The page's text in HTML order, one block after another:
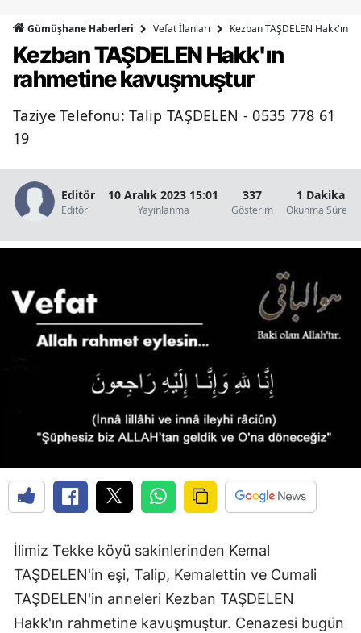
Bingöl
Bitlis
Bolu
Çanakkale
Çankırı
Diyarbakır
Edirne
Elazığ
Erzincan
Erzurum
Eskişehir
Gaziantep
Giresun
Gümüşhane
Gümüşhane Haberleri Vefat İlanları Kezban TAŞDELEN Hakk'ın
Kezban TAŞDELEN Hakk'ın
rahmetine kavuşmuştur
Taziye Telefonu: Talip TAŞDELEN - 0535 778 61
19
Editör
Editör
10 Aralık 2023 15:01
Yayınlanma
337
Gösterim
1 Dakika
Okunma Süresi
İlimiz Tekke köyü sakinlerinden Kemal
TAŞDELEN'in eşi, Talip, Kemalettin ve Cumali
TAŞDELEN'in anneleri Kezban TAŞDELEN
Hakk'ın rahmetine kavuşmuştur. Cenazesi bugün